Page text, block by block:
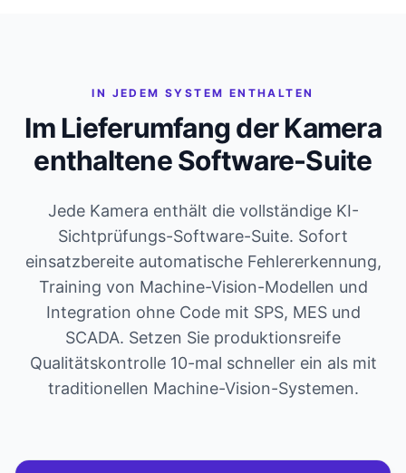
IN JEDEM SYSTEM ENTHALTEN
Im Lieferumfang der Kamera
enthaltene Software-Suite
Jede Kamera enthält die vollständige KI-
Sichtprüfungs-Software-Suite. Sofort
einsatzbereite automatische Fehlererkennung,
Training von Machine-Vision-Modellen und
Integration ohne Code mit SPS, MES und
SCADA. Setzen Sie produktionsreife
Qualitätskontrolle 10-mal schneller ein als mit
traditionellen Machine-Vision-Systemen.